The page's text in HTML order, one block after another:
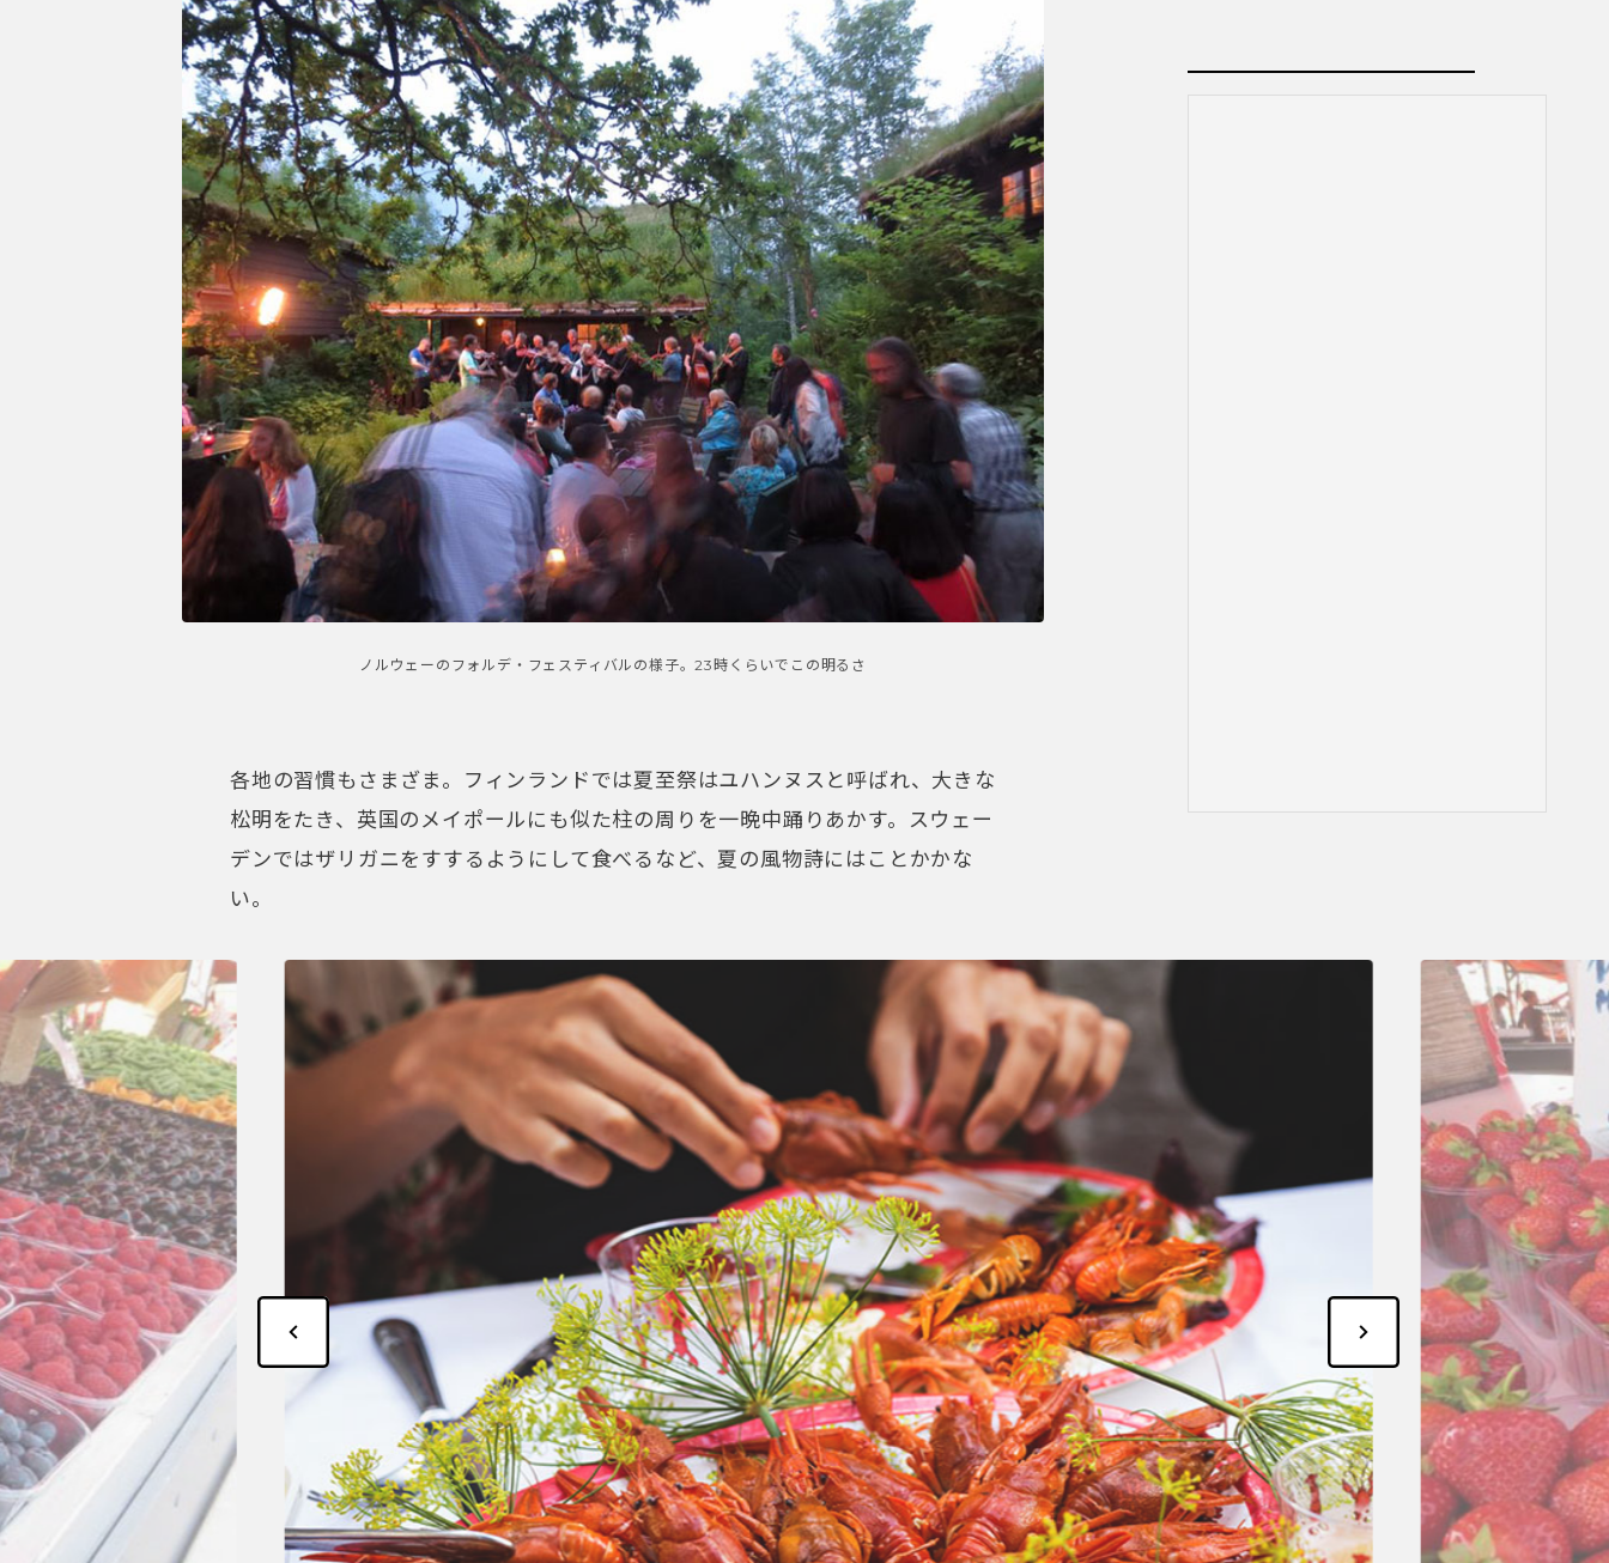
ノルウェーのフォルデ・フェスティバルの様子。23時くらいでこの明るさ
各地の習慣もさまざま。フィンランドでは夏至祭はユハンヌスと呼ばれ、大きな
松明をたき、英国のメイポールにも似た柱の周りを一晩中踊りあかす。スウェー
デンではザリガニをすするようにして食べるなど、夏の風物詩にはことかかな
い。